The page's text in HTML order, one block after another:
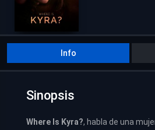
Info
Sinopsis
Where Is Kyra?, habla de una